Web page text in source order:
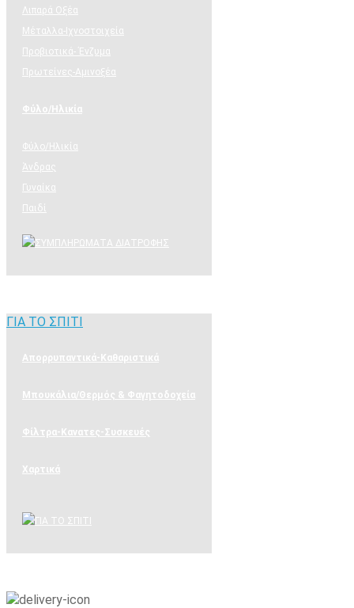
Λιπαρά Οξέα
Μέταλλα-Ιχνοστοιχεία
Προβιοτικά- Ένζυμα
Πρωτείνες-Αμινοξέα
Φύλο/Ηλικία
Φύλο/Ηλικία
Άνδρας
Γυναίκα
Παιδί
ΓΙΑ ΤΟ ΣΠΙΤΙ
Απορρυπαντικά-Καθαριστικά
Μπουκάλια/Θερμός & Φαγητοδοχεία
Φίλτρα-Κανατες-Συσκευές
Χαρτικά